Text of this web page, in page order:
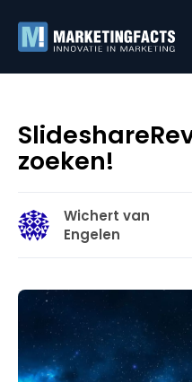
zoeken!
Wichert van
Engelen